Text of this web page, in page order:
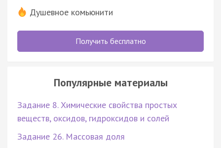
Душевное комьюнити
Получить бесплатно
Популярные материалы
Задание 8. Химические свойства простых
веществ, оксидов, гидроксидов и солей
Задание 26. Массовая доля